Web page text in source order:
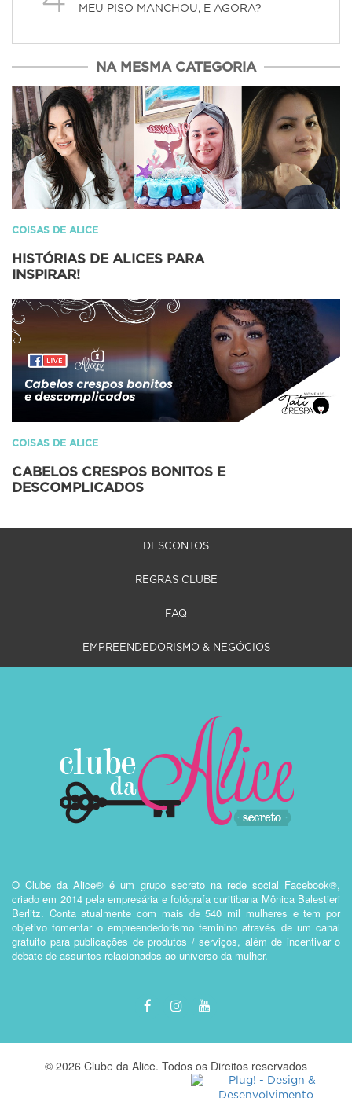
MEU PISO MANCHOU, E AGORA?
NA MESMA CATEGORIA
COISAS DE ALICE
HISTÓRIAS DE ALICES PARA
INSPIRAR!
COISAS DE ALICE
CABELOS CRESPOS BONITOS E
DESCOMPLICADOS
DESCONTOS
REGRAS CLUBE
FAQ
EMPREENDEDORISMO & NEGÓCIOS
O Clube da Alice® é um grupo secreto na rede social Facebook®,
criado em 2014 pela empresária e fotógrafa curitibana Mônica Balestieri
Berlitz. Conta atualmente com mais de 540 mil mulheres e tem por
objetivo fomentar o empreendedorismo feminino através de um canal
gratuito para publicações de produtos / serviços, além de incentivar o
debate de assuntos relacionados ao universo da mulher.
© 2026 Clube da Alice. Todos os Direitos reservados